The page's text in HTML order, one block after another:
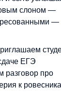
слоном —
ЕГЭ
разговор про
к